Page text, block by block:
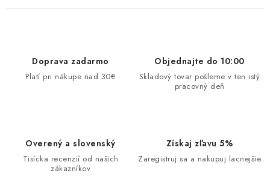
Doprava zadarmo
Platí pri nákupe nad 30€
Objednajte do 10:00
Skladový tovar pošleme v ten istý
pracovný deň
Overený a slovenský
Tisícka recenzií od našich
zákazníkov
Získaj zľavu 5%
Zaregistruj sa a nakupuj lacnejšie